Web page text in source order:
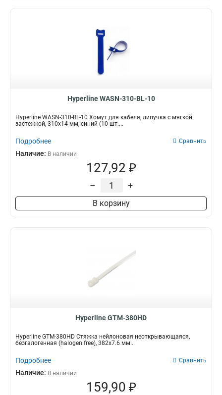
Hyperline WASN-310-BL-10
Hyperline WASN-310-BL-10 Хомут для кабеля, липучка с мягкой
застежкой, 310x14 мм, синий (10 шт....
Подробнее Сравнить
Наличие: В наличии
127,92 ₽
– +
В корзину
Hyperline GTM-380HD
Hyperline GTM-380HD Стяжка нейлоновая неоткрывающаяся,
безгалогенная (halogen free), 382x7.6 мм...
Подробнее Сравнить
Наличие: В наличии
159,90 ₽